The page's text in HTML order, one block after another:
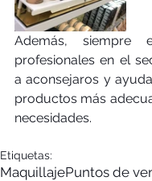
Además, siempre
profesionales en el
a aconsejaros y
productos más
necesidades.
Etiquetas:
MaquillajePuntos de